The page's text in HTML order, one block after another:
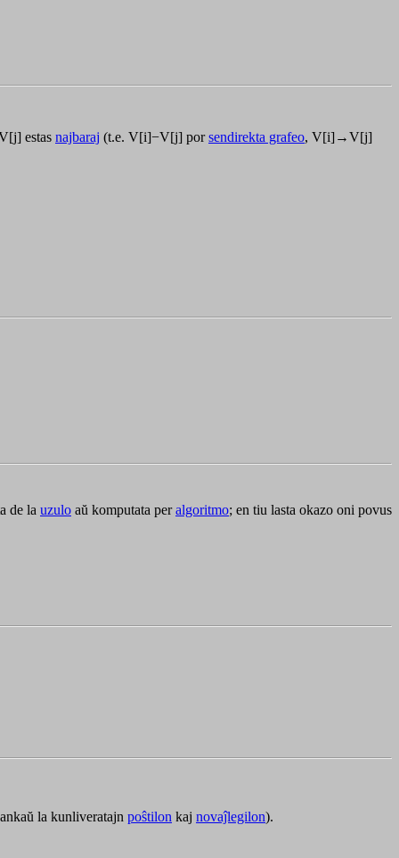
estas najbaraj (t.e. V[i]−V[j] porsendirekta grafeo, V[i]→V[j]
de la uzulo aŭ komputata peralgoritmo; en tiu lasta okazo oni povus
la kunliveratajn poŝtilon kaj novaĵlegilon).